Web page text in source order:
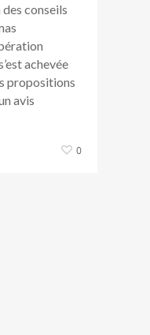
conseils
achevée
propositions
avis
0